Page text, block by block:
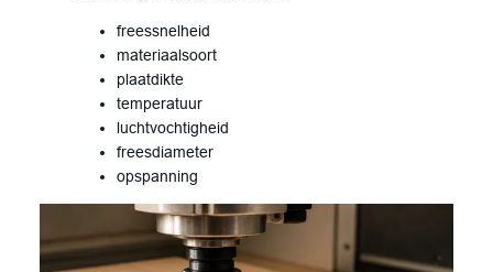
freessnelheid
materiaalsoort
plaatdikte
temperatuur
luchtvochtigheid
freesdiameter
opspanning